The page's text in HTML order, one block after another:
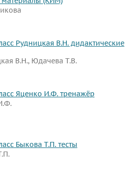
Рудницкая В.Н. дидактические
В.Н., Юдачева Т.В.
Яценко И.Ф. тренажёр
Быкова Т.П. тесты